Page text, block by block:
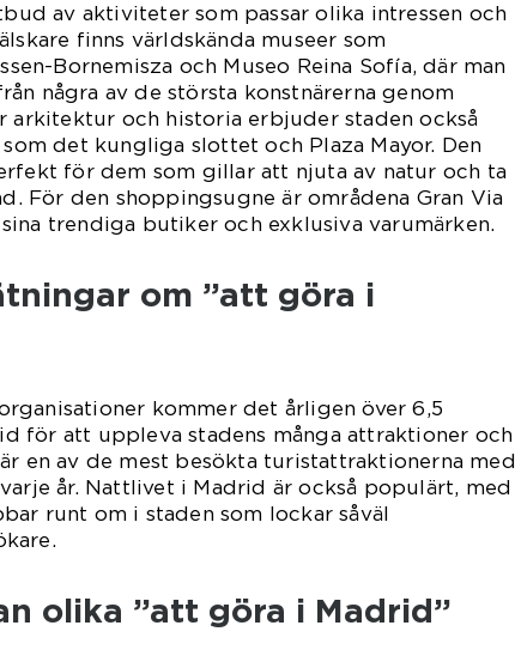
av aktiviteter som passar olika intressen och
finns världskända museer som
Bornemisza och Museo Reina Sofía, där man
några av de största konstnärerna genom
arkitektur och historia erbjuder staden också
det kungliga slottet och Plaza Mayor. Den
för dem som gillar att njuta av natur och ta
För den shoppingsugne är områdena Gran Via
trendiga butiker och exklusiva varumärken.
om ”att göra i
kommer det årligen över 6,5
för att uppleva stadens många attraktioner och
en av de mest besökta turistattraktionerna med
år. Nattlivet i Madrid är också populärt, med
runt om i staden som lockar såväl
olika ”att göra i Madrid”